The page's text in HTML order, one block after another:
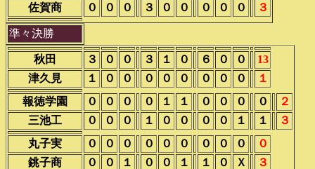
佐賀商
０ ０ ０ ３ ０ ０ ０ ０ ０ ３
準々決勝
秋田 ３ ０ ０ ３ １ ０ ６ ０ ０
13
津久見
１ ０ ０ ０ ０ ０ ０ ０ ０
１
報徳学園
０ ０ ０ ０ １ １ ０ ０ ０ ０
２
三池工
０ ０ ０ １ ０ ０ ０ ０ １ １
３
丸子実
０ ０ ０ ０ ０ ０ ０ ０ ０
０
銚子商
０ ０ １ ０ ０ １ １ ０ Ｘ
３